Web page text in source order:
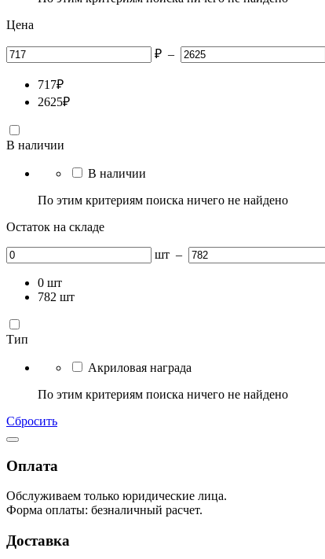
Цена
₽ –
717₽
2625₽
В наличии
В наличии
По этим критериям поиска ничего не найдено
Остаток на складе
шт –
0 шт
782 шт
Тип
Акриловая награда
По этим критериям поиска ничего не найдено
Сбросить
Оплата
Обслуживаем только юридические лица.
Форма оплаты: безналичный расчет.
Доставка